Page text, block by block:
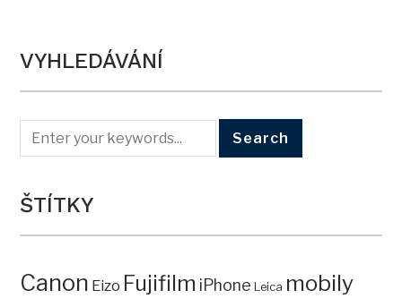
VYHLEDÁVÁNÍ
ŠTÍTKY
Canon Eizo Fujifilm iPhone Leica mobily